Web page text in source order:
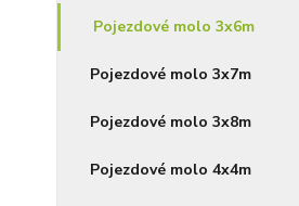
Pojezdové molo 3x6m
Pojezdové molo 3x7m
Pojezdové molo 3x8m
Pojezdové molo 4x4m